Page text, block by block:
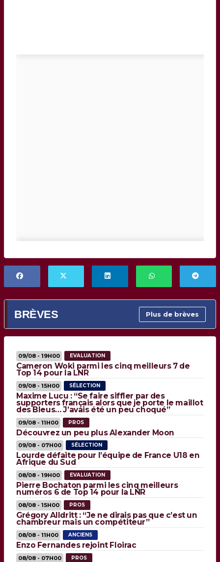
BRÈVES Plus de brèves
09/08 - 19H00 EVALUATION
Cameron Woki parmi les cinq meilleurs 7 de
Top 14 pour la LNR
09/08 - 15H00 SÉLECTION
Maxime Lucu : “Se faire siffler par des
supporters français alors que je porte le maillot
des Bleus… J’avais été un peu choqué”
09/08 - 11H00 PROS
Découvrez un peu plus Alexander Moon
09/08 - 07H00 SÉLECTION
Lourde défaite pour l’équipe de France U18 en
Afrique du Sud
08/08 - 19H00 EVALUATION
Pierre Bochaton parmi les cinq meilleurs
numéros 6 de Top 14 pour la LNR
08/08 - 15H00 PROS
Grégory Alldritt : “Je ne dirais pas que c’est un
chambreur mais un compétiteur”
08/08 - 11H00 ANCIENS
Enzo Fernandes rejoint Floirac
08/08 - 07H00 PROS